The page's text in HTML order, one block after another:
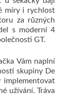
míry i rychlost
za různých
s moderní 4
GT.
Vám naplní
skupiny De
užívání. Tráva